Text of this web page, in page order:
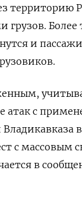
территорию
грузов.
и
атак с
с массовым
в